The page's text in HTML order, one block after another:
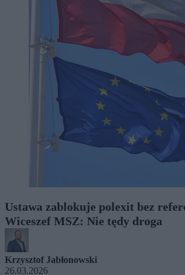
Ustawa zablokuje polexit bez
Wiceszef MSZ: Nie tędy droga
Krzysztof Jabłonowski
26.03.2026